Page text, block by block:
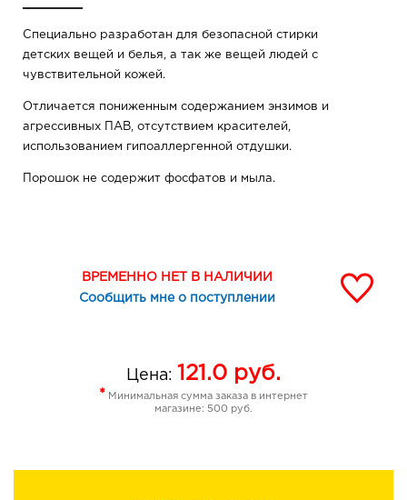
Специально разработан для безопасной стирки
детских вещей и белья, а так же вещей людей с
чувствительной кожей.
Отличается пониженным содержанием энзимов и
агрессивных ПАВ, отсутствием красителей,
использованием гипоаллергенной отдушки.
Порошок не содержит фосфатов и мыла.
ВРЕМЕННО НЕТ В НАЛИЧИИ
Сообщить мне о поступлении
Цена: 121.0 руб.
* Минимальная сумма заказа в интернет
магазине: 500 руб.